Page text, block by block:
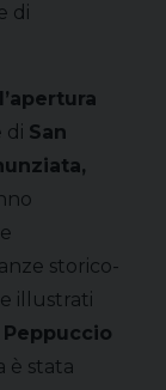
di
l’apertura
di San
storico-
illustrati
Peppuccio
è stata